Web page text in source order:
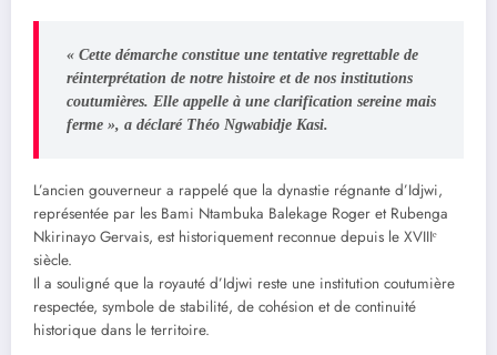
« Cette démarche constitue une tentative regrettable de
réinterprétation de notre histoire et de nos institutions
coutumières. Elle appelle à une clarification sereine mais
ferme », a déclaré Théo Ngwabidje Kasi.
L’ancien gouverneur a rappelé que la dynastie régnante d’Idjwi,
représentée par les Bami Ntambuka Balekage Roger et Rubenga
Nkirinayo Gervais, est historiquement reconnue depuis le XVIIIᵉ
siècle.
Il a souligné que la royauté d’Idjwi reste une institution coutumière
respectée, symbole de stabilité, de cohésion et de continuité
historique dans le territoire.